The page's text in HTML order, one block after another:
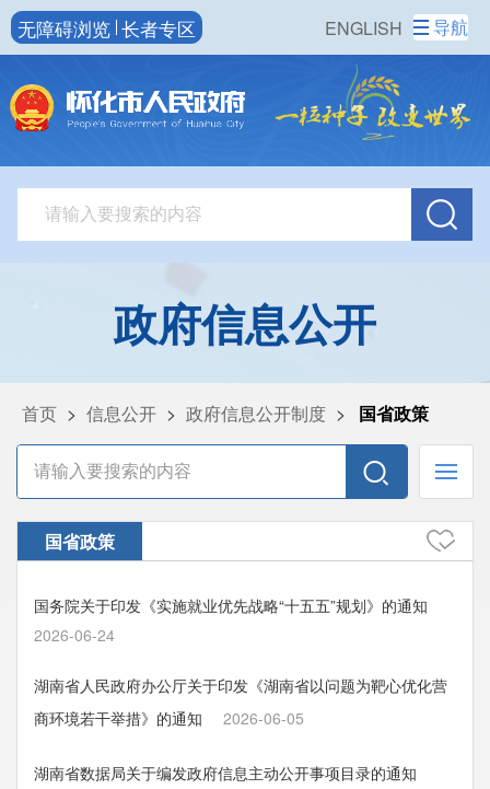
ENGLISH
无障碍浏览 长者专区 导航
政府信息公开
首页 > 信息公开 > 政府信息公开制度 > 国省政策
国省政策
国务院关于印发《实施就业优先战略“十五五”规划》的通知
2026-06-24
湖南省人民政府办公厅关于印发《湖南省以问题为靶心优化营
商环境若干举措》的通知
2026-06-05
湖南省数据局关于编发政府信息主动公开事项目录的通知